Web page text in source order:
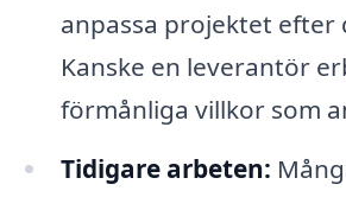
anpassa projektet efter
Kanske en leverantör
förmånliga villkor som
Tidigare arbeten: